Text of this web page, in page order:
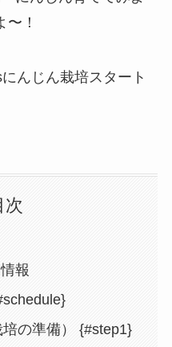
！
んじん栽培スタート
次
報
の準備） {#step1}